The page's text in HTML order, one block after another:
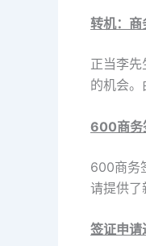
转机：商
正当李
的机会。
600商
600商务
请提供了
签证申请